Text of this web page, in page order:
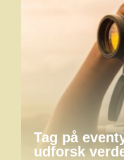
Tag på
udforsk